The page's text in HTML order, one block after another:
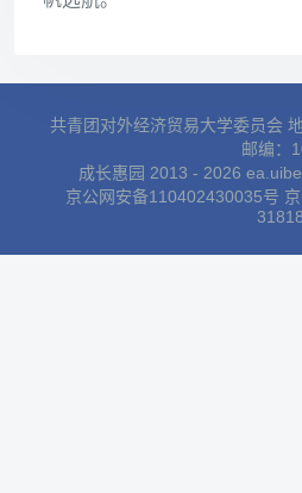
共青团对外经济贸易大学委员会
邮编：
成长惠园 2013 - 2026
京公网安备110402430035号